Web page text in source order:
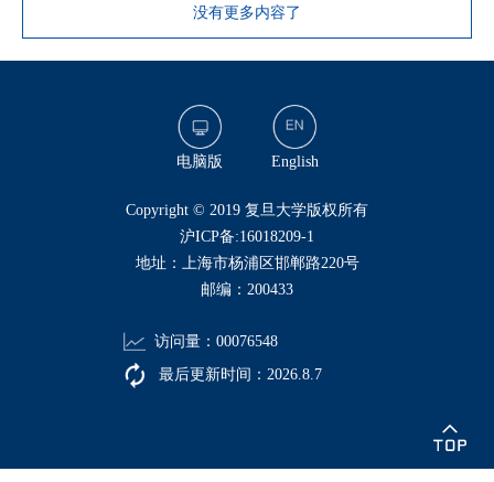
没有更多内容了
电脑版 English
​Copyright © 2019 复旦大学版权所有
沪ICP备:16018209-1
地址：上海市杨浦区邯郸路220号
邮编：200433
访问量： 00076548
最后更新时间： 2026 8 7